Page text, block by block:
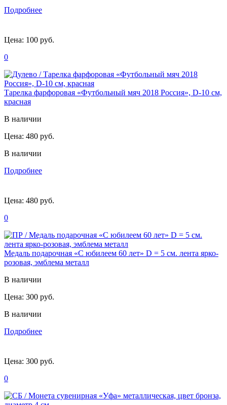
Подробнее
Цена: 100 руб.
0
Тарелка фарфоровая «Футбольный мяч 2018 Россия», D-10 см,
красная
В наличии
Цена: 480 руб.
В наличии
Подробнее
Цена: 480 руб.
0
Медаль подарочная «С юбилеем 60 лет» D = 5 см. лента ярко-
розовая, эмблема металл
В наличии
Цена: 300 руб.
В наличии
Подробнее
Цена: 300 руб.
0